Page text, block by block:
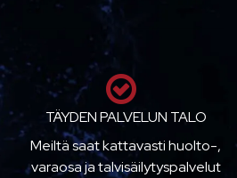
TÄYDEN PALVELUN TALO
Meiltä saat kattavasti huolto-,
varaosa ja talvisäilytyspalvelut